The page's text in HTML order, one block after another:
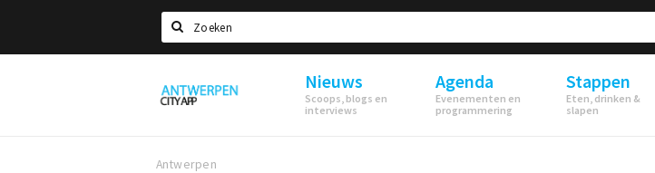
Zoeken
Antwerpen Nieuws
Scoops, blogs en
interviews
Agenda
Evenementen en
programmering
Stappen
Eten, drinken &
slapen
Antwerpen